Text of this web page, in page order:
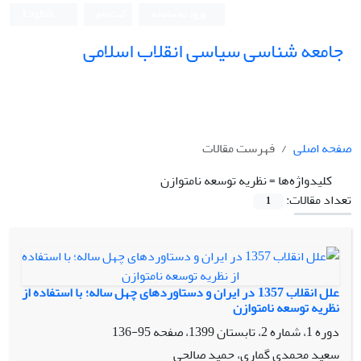
جامعه شناسی سیاسی انقلاب اسلامی
صفحه اصلی
فهرست مقالات
کلیدواژه‌ها =نظریه توسعه نامتوازن
تعداد مقالات:
1
علل انقلاب 1357 در ایران و دستاوردهای چهل ساله؛ با استفاده از
نظریه توسعه نامتوازن
دوره 1، شماره 2، تابستان 1399، صفحه
95-136
سعید محمدی گماری، حمید صالحی